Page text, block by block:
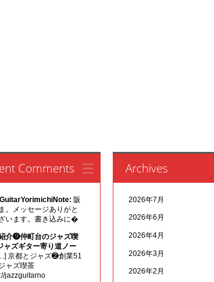
Comments
阪
。メッセージありがと
います。書き込みに�
介❾仲町台のジャズ喫
ャズギター寄り道ノー
京都とジャズ❷創業51
ャズ喫茶
jazzguitarno
Archives
2026年7月
2026年6月
2026年4月
2026年3月
2026年2月